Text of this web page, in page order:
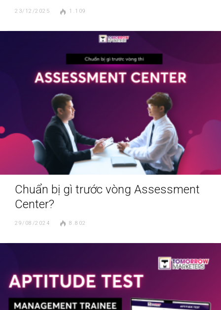
23/12/2025 1.109
Chuẩn bị gì trước vòng Assessment
Center?
29/08/2024 8.802